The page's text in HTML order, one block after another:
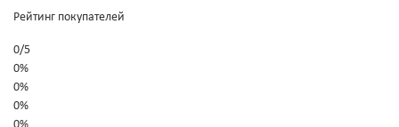
Рейтинг покупателей
0/5
0%
0%
0%